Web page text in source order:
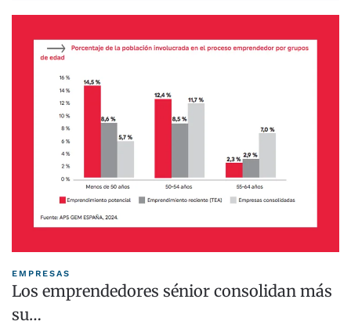
EMPRESAS
Los emprendedores sénior consolidan más
su…